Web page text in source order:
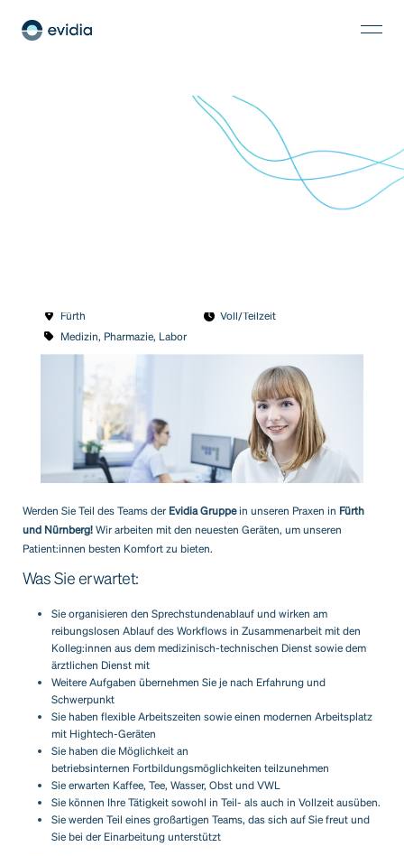
Fürth
Medizin, Pharmazie, Labor
Voll/Teilzeit
Werden Sie Teil des Teams der Evidia Gruppein unseren Praxen in Fürth
und Nürnberg! Wir arbeiten mit den neuesten Geräten, um unseren
Patient:innen besten Komfort zu bieten.
Was Sie erwartet:
Sie organisieren den Sprechstundenablauf und wirken am
reibungslosen Ablauf des Workflows in Zusammenarbeit mit den
Kolleg:innen aus dem medizinisch-technischen Dienst sowie dem
ärztlichen Dienst mit
Weitere Aufgaben übernehmen Sie je nach Erfahrung und
Schwerpunkt
Sie haben flexible Arbeitszeiten sowie einen modernen Arbeitsplatz
mit Hightech-Geräten
Sie haben die Möglichkeit an
betriebsinternen Fortbildungsmöglichkeiten teilzunehmen
Sie erwarten Kaffee, Tee, Wasser, Obst und VWL
Sie können Ihre Tätigkeit sowohl in Teil- als auch in Vollzeit ausüben.
Sie werden Teil eines großartigen Teams, das sich auf Sie freut und
Sie bei der Einarbeitung unterstützt